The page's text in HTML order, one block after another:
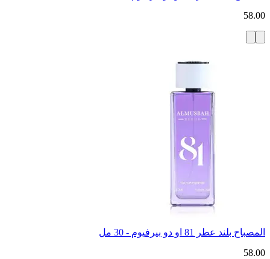
58.00
المصباح بلند عطر 81 او دو بيرفيوم - 30 مل
58.00